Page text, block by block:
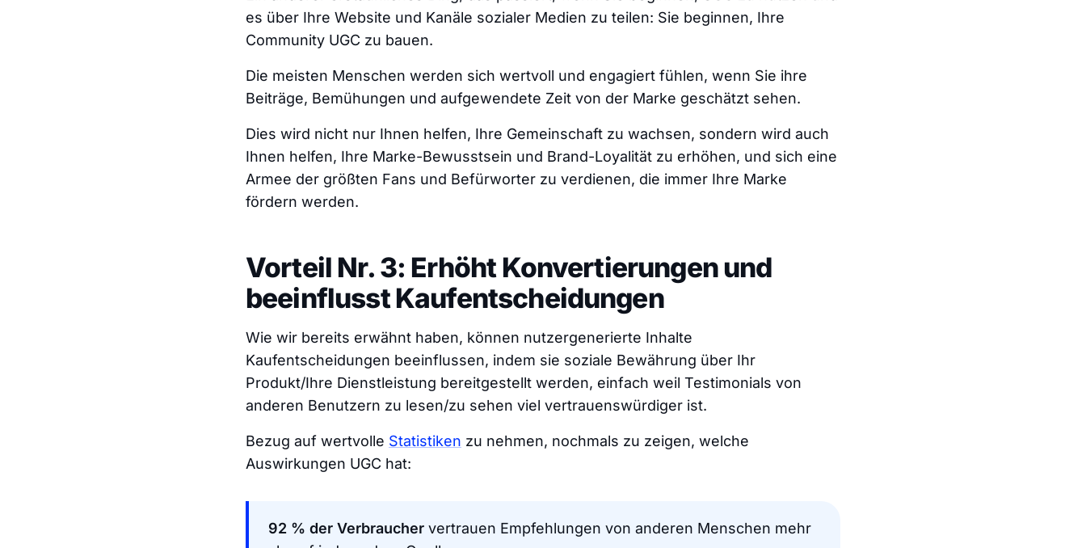
es über Ihre Website und Kanäle sozialer Medien zu teilen: Sie beginnen, Ihre
Community UGC zu bauen.
Die meisten Menschen werden sich wertvoll und engagiert fühlen, wenn Sie ihre
Beiträge, Bemühungen und aufgewendete Zeit von der Marke geschätzt sehen.
Dies wird nicht nur Ihnen helfen, Ihre Gemeinschaft zu wachsen, sondern wird auch
Ihnen helfen, Ihre Marke-Bewusstsein und Brand-Loyalität zu erhöhen, und sich eine
Armee der größten Fans und Befürworter zu verdienen, die immer Ihre Marke
fördern werden.
Vorteil Nr. 3: Erhöht Konvertierungen und
beeinflusst Kaufentscheidungen
Wie wir bereits erwähnt haben, können nutzergenerierte Inhalte
Kaufentscheidungen beeinflussen, indem sie soziale Bewährung über Ihr
Produkt/Ihre Dienstleistung bereitgestellt werden, einfach weil Testimonials von
anderen Benutzern zu lesen/zu sehen viel vertrauenswürdiger ist.
Bezug auf wertvolle Statistiken zu nehmen, nochmals zu zeigen, welche
Auswirkungen UGC hat:
92 % der Verbraucher vertrauen Empfehlungen von anderen Menschen mehr